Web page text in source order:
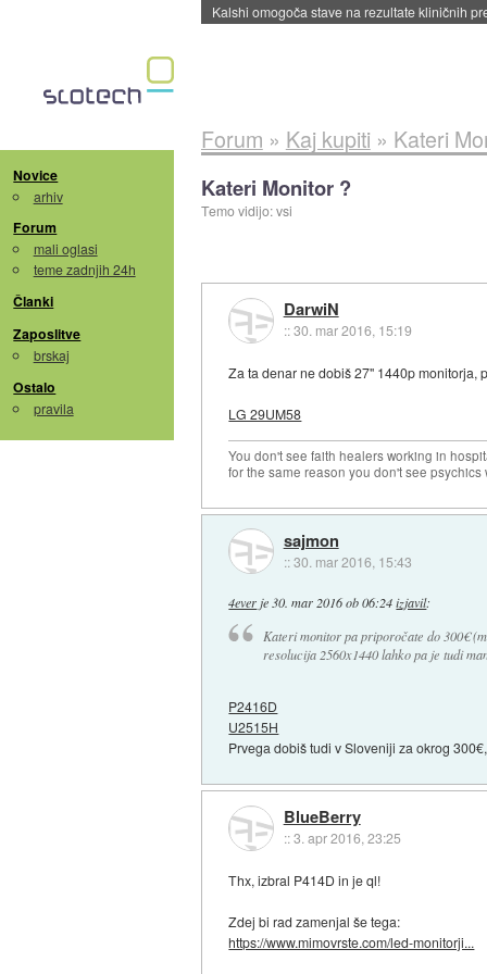
Sandisk že prodal več kot polovico SSD-jev
Novice
arhiv
Forum
mali oglasi
teme zadnjih 24h
Članki
Zaposlitve
brskaj
Ostalo
pravila
Forum » Kaj kupiti » Kateri
Kateri Monitor ?
Temo vidijo: vsi
DarwiN
::30. mar 2016, 15:19
Za ta denar ne dobiš 27" 1440p monitorja,
LG 29UM58
You don't see faith healers working in
for the same reason you don't see psychics
sajmon
::30. mar 2016, 15:43
4everje30. mar 2016 ob 06:24 izjavil:
Kateri monitor pa priporočate do 300€
resolucija 2560x1440 lahko pa je tudi
P2416D
U2515H
Prvega dobiš tudi v Sloveniji za okrog
BlueBerry
::3. apr 2016, 23:25
Thx, izbral P414D in je ql!
Zdej bi rad zamenjal še tega:
https://www.mimovrste.com/led-monitorji...